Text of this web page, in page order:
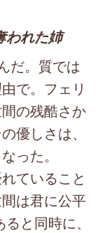
れた姉
だ。質では
で。フェリ
の残酷さか
優しさは、
なった。
ていること
は君に公平
と同時に、